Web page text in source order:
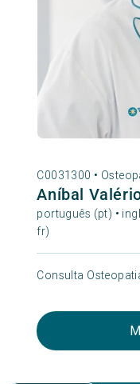
C0031300 •
Aníbal
português (pt) •
fr)
Consulta